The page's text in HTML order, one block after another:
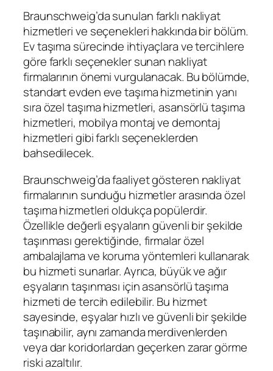
Braunschweig’da sunulan farklı nakliyat
hizmetleri ve seçenekleri hakkında bir bölüm.
Ev taşıma sürecinde ihtiyaçlara ve tercihlere
göre farklı seçenekler sunan nakliyat
firmalarının önemi vurgulanacak. Bu bölümde,
standart evden eve taşıma hizmetinin yanı
sıra özel taşıma hizmetleri, asansörlü taşıma
hizmetleri, mobilya montaj ve demontaj
hizmetleri gibi farklı seçeneklerden
bahsedilecek.
Braunschweig’da faaliyet gösteren nakliyat
firmalarının sunduğu hizmetler arasında özel
taşıma hizmetleri oldukça popülerdir.
Özellikle değerli eşyaların güvenli bir şekilde
taşınması gerektiğinde, firmalar özel
ambalajlama ve koruma yöntemleri kullanarak
bu hizmeti sunarlar. Ayrıca, büyük ve ağır
eşyaların taşınması için asansörlü taşıma
hizmeti de tercih edilebilir. Bu hizmet
sayesinde, eşyalar hızlı ve güvenli bir şekilde
taşınabilir, aynı zamanda merdivenlerden
veya dar koridorlardan geçerken zarar görme
riski azaltılır.